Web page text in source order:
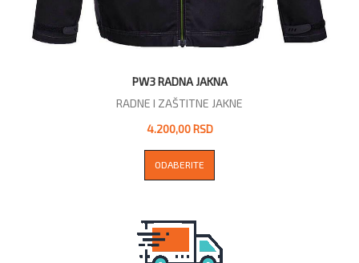
PW3 RADNA JAKNA
RADNE I ZAŠTITNE JAKNE
4.200,00 RSD
ODABERITE